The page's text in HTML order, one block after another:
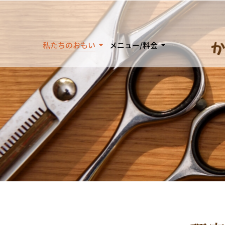
私たちのおもい メニュー/料金